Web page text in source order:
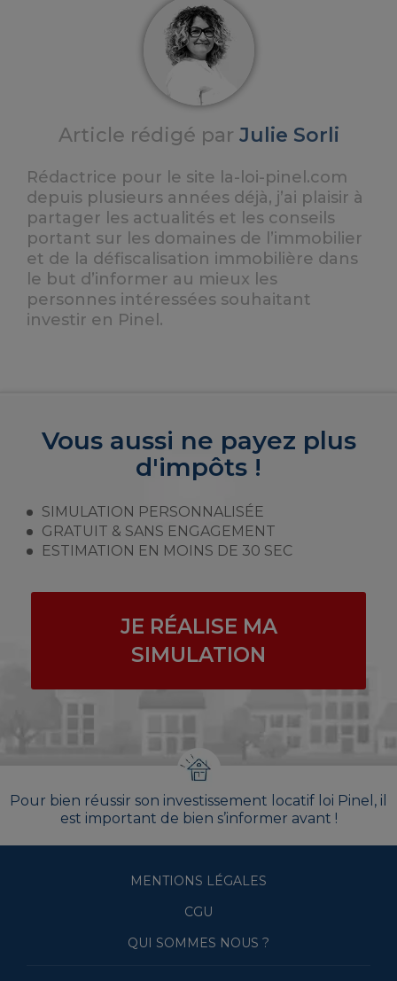
Article rédigé par Julie Sorli
Rédactrice pour le site la-loi-pinel.com
depuis plusieurs années déjà, j’ai plaisir à
partager les actualités et les conseils
portant sur les domaines de l’immobilier
et de la défiscalisation immobilière dans
le but d’informer au mieux les
personnes intéressées souhaitant
investir en Pinel.
Vous aussi ne payez plus
d'impôts !
SIMULATION PERSONNALISÉE
GRATUIT & SANS ENGAGEMENT
ESTIMATION EN MOINS DE 30 SEC
JE RÉALISE MA
SIMULATION
Pour bien réussir son investissement locatif loi Pinel, il
est important de bien s’informer avant !
MENTIONS LÉGALES
CGU
QUI SOMMES NOUS ?